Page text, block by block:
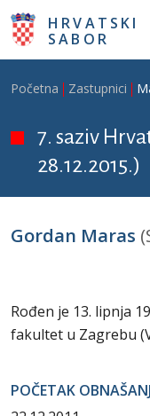
Skoči na glavni sadržaj
HRVATSKI
SABOR
Breadcrumb
Početna Zastupnici
7. saziv
28.12.2015.)
Gordan Maras
Rođen je 13. lipnja
fakultet u Zagrebu
POČETAK